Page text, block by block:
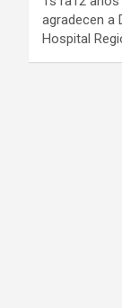
agradecen a
Hospital